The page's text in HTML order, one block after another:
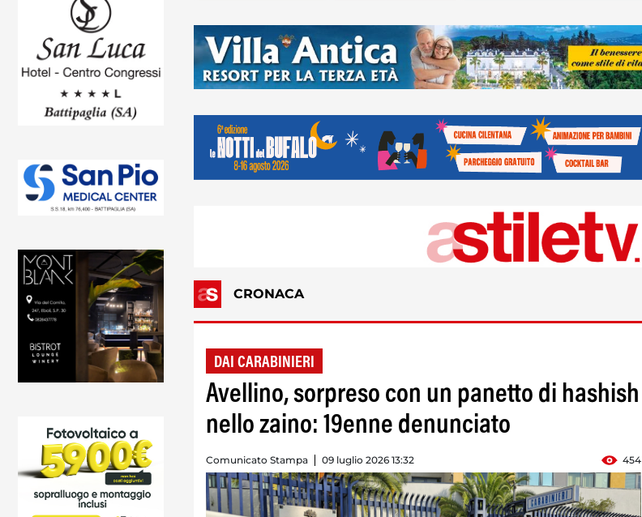
CRONACA
DAI CARABINIERI
Avellino, sorpreso con un panetto di hashish
nello zaino: 19enne denunciato
Comunicato Stampa 09 luglio 2026 13:32 454